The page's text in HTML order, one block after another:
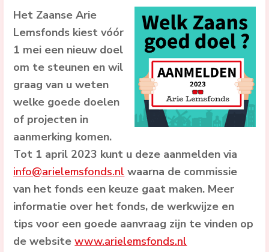
Het Zaanse Arie
Lemsfonds kiest vóór
1 mei een nieuw doel
om te steunen en wil
graag van u weten
welke goede doelen
of projecten in
aanmerking komen.
Tot 1 april 2023 kunt u deze aanmelden via
info@arielemsfonds.nl waarna de commissie
van het fonds een keuze gaat maken. Meer
informatie over het fonds, de werkwijze en
tips voor een goede aanvraag zijn te vinden op
de websitewww.arielemsfonds.nl